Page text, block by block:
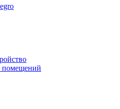
помещений